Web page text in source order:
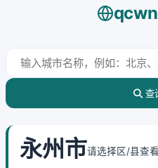
查
永州市请选择区/县查